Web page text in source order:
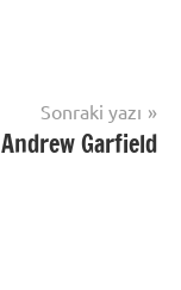
Sonraki yazı
Andrew Garfield